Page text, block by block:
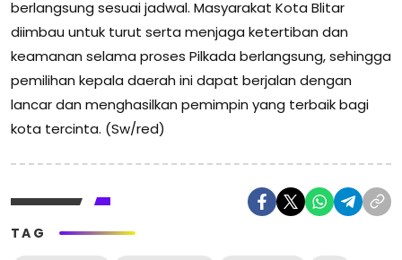
berlangsung sesuai jadwal. Masyarakat Kota Blitar
diimbau untuk turut serta menjaga ketertiban dan
keamanan selama proses Pilkada berlangsung, sehingga
pemilihan kepala daerah ini dapat berjalan dengan
lancar dan menghasilkan pemimpin yang terbaik bagi
kota tercinta. (Sw/red)
TAG